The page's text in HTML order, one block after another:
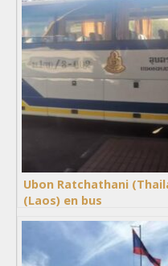
Ubon Ratchathani
(Laos) en bus